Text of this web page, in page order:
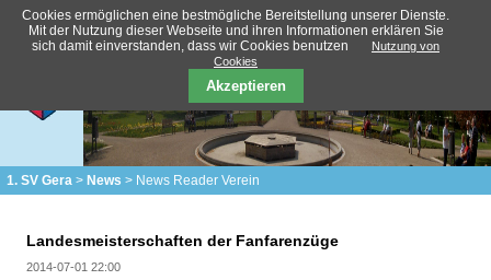
1. SV Gera News News Reader Verein
Landesmeisterschaften der Fanfarenzüge
2014-07-01 22:00
Cookies ermöglichen eine bestmögliche Bereitstellung unserer Dienste.
Mit der Nutzung dieser Webseite und ihren Informationen erklären Sie
sich damit einverstanden, dass wir Cookies benutzen
Nutzung von
Cookies
Akzeptieren